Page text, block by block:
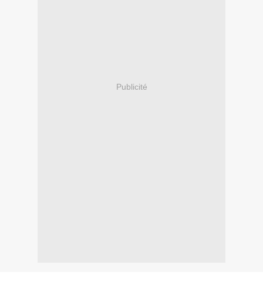
Publicité